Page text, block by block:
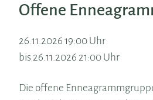
Offene
26.11.2026 19:00 Uhr
bis 26.11.2026 21:00 Uhr
Die offene